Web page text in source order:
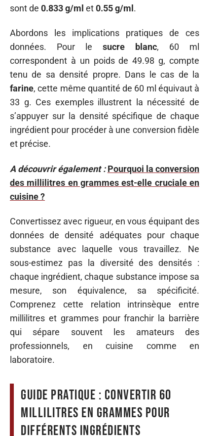
sont de 0.833 g/ml et0.55 g/ml.
Abordons les implications pratiques de ces
données. Pour le sucre blanc, 60 ml
correspondent à un poids de 49.98 g, compte
tenu de sa densité propre. Dans le cas de la
farine, cette même quantité de 60 ml équivaut à
33 g. Ces exemples illustrent la nécessité de
s’appuyer sur la densité spécifique de chaque
ingrédient pour procéder à une conversion fidèle
et précise.
A découvrir également : Pourquoi la conversion
des millilitres en grammes est-elle cruciale en
cuisine ?
Convertissez avec rigueur, en vous équipant des
données de densité adéquates pour chaque
substance avec laquelle vous travaillez. Ne
sous-estimez pas la diversité des densités :
chaque ingrédient, chaque substance impose sa
mesure, son équivalence, sa spécificité.
Comprenez cette relation intrinsèque entre
millilitres et grammes pour franchir la barrière
qui sépare souvent les amateurs des
professionnels, en cuisine comme en
laboratoire.
Guide pratique : convertir 60
millilitres en grammes pour
différents ingrédients